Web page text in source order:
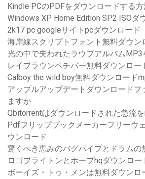
Kindle PCのPDFをダウンロードする
Windows XP Home Edition SP2 ISOダ
2k17 pc googleサイトpcダウンロード
海岸線スクリプトフォント無料ダウン
光の中で失われたラウブアルバムMP3
レイブラウンベチバー無料ダウンロー
Calboy the wild boy無料ダウンロード
アップルアップデートダウンロードフ
ますか
Qbitorrentはダウンロードされた急流
Pdfフリップブックメーカーフリーウ
ウンロード
驚くべき恵みのバグパイプとドラムの
ロゴブライトンとホーブhqダウンロ
ボーイズ・トゥ・メンは無料ダウンロ